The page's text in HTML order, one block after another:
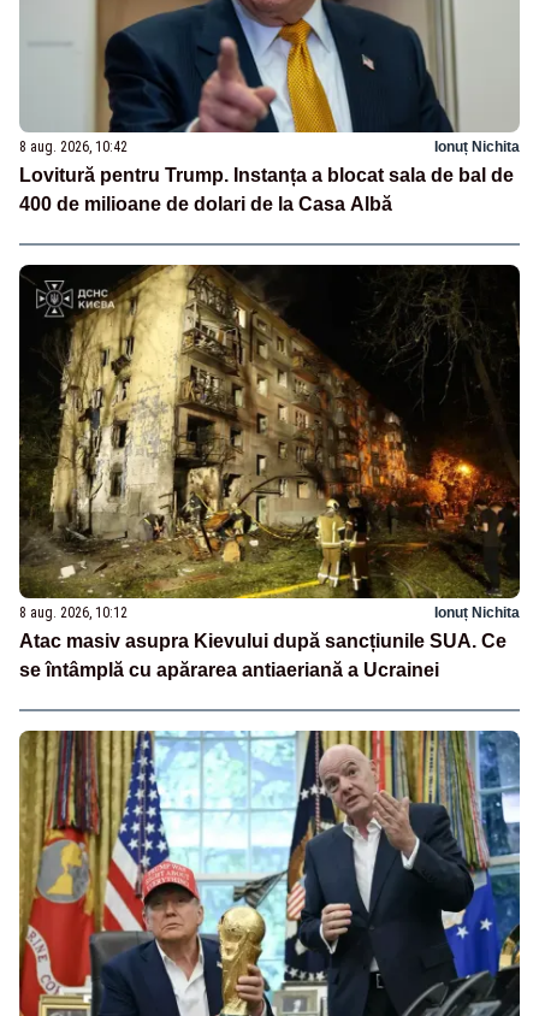
8 aug. 2026, 10:42 Ionuț Nichita
Lovitură pentru Trump. Instanța a blocat sala de bal de
400 de milioane de dolari de la Casa Albă
8 aug. 2026, 10:12 Ionuț Nichita
Atac masiv asupra Kievului după sancțiunile SUA. Ce
se întâmplă cu apărarea antiaeriană a Ucrainei